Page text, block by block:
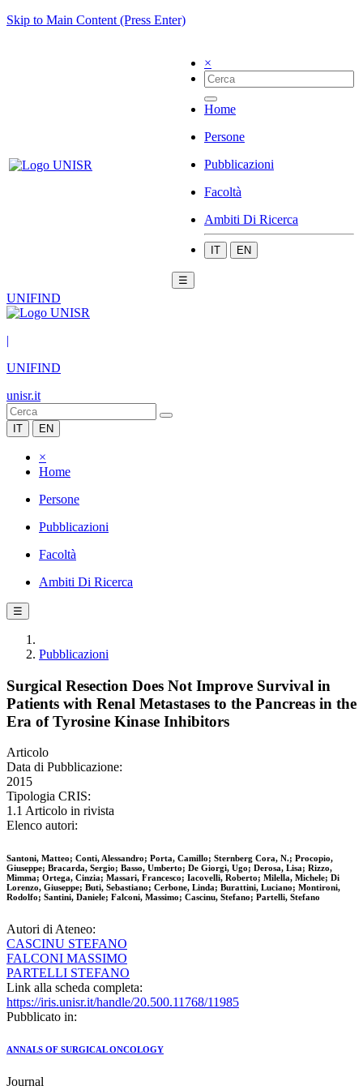
Skip to Main Content (Press Enter)
×
Home
Persone
Pubblicazioni
Facoltà
Ambiti Di Ricerca
IT EN
☰
UNIFIND
|
UNIFIND
unisr.it
IT EN
×
Home
Persone
Pubblicazioni
Facoltà
Ambiti Di Ricerca
☰
Pubblicazioni
Surgical Resection Does Not Improve Survival in
Patients with Renal Metastases to the Pancreas in the
Era of Tyrosine Kinase Inhibitors
Articolo
Data di Pubblicazione:
2015
Tipologia CRIS:
1.1 Articolo in rivista
Elenco autori:
Santoni, Matteo; Conti, Alessandro; Porta, Camillo; Sternberg Cora, N.; Procopio,
Giuseppe; Bracarda, Sergio; Basso, Umberto; De Giorgi, Ugo; Derosa, Lisa; Rizzo,
Mimma; Ortega, Cinzia; Massari, Francesco; Iacovelli, Roberto; Milella, Michele; Di
Lorenzo, Giuseppe; Buti, Sebastiano; Cerbone, Linda; Burattini, Luciano; Montironi,
Rodolfo; Santini, Daniele; Falconi, Massimo; Cascinu, Stefano; Partelli, Stefano
Autori di Ateneo:
CASCINU STEFANO
FALCONI MASSIMO
PARTELLI STEFANO
Link alla scheda completa:
https://iris.unisr.it/handle/20.500.11768/11985
Pubblicato in:
ANNALS OF SURGICAL ONCOLOGY
Journal